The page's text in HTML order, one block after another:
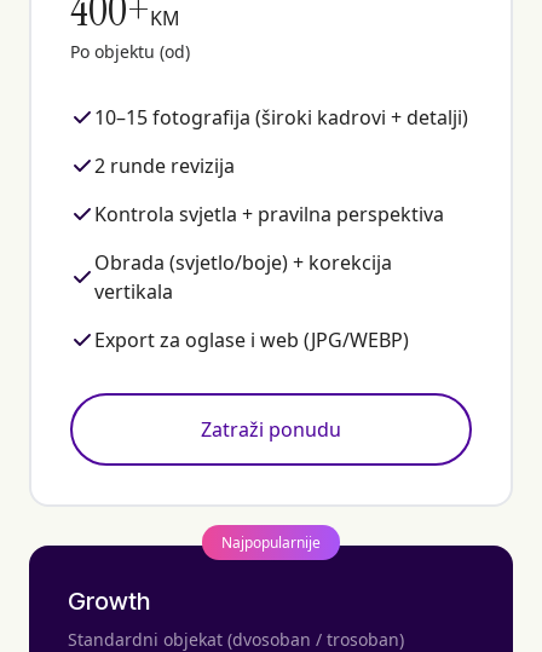
KM
Po objektu (od)
10–15 fotografija (široki kadrovi + detalji)
2 runde revizija
Kontrola svjetla + pravilna perspektiva
Obrada (svjetlo/boje) + korekcija
vertikala
Export za oglase i web (JPG/WEBP)
Zatraži ponudu
Najpopularnije
Growth
Standardni objekat (dvosoban / trosoban)